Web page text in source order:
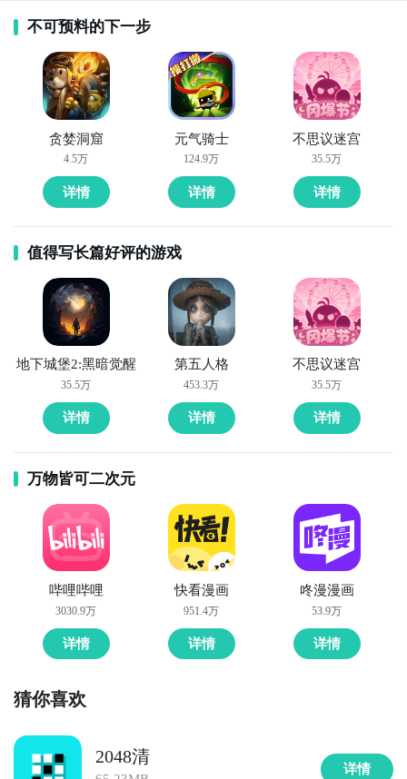
不可预料的下一步
贪婪洞窟
4.5万
详情
元气骑士
124.9万
详情
不思议迷宫
35.5万
详情
值得写长篇好评的游戏
地下城堡2:黑暗觉醒
35.5万
详情
第五人格
453.3万
详情
不思议迷宫
35.5万
详情
万物皆可二次元
哔哩哔哩
3030.9万
详情
快看漫画
951.4万
详情
咚漫漫画
53.9万
详情
猜你喜欢
2048清
详情